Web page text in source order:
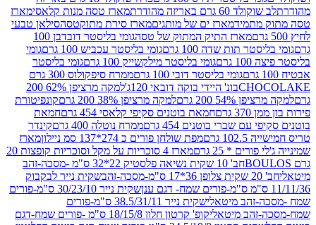
60 גרם באריזה מהודרת
מארז טסה מנות קלאסי מארז
מארז ים של מותגיםמארז סירת מתוקטסהסילאן טבעי
מארז התיק המתוק של טסה
גומי בליסטר דובדבן 100
תות שדה 100 גרם
גומי בליסטר עכביש 100 גרם
גומי
גרם
גומי בליסטר מילקשייק 100 גרם
גומי בליסטר
גומי בליסטר דובי 100 גרם
ממרח סיפקולוס 300 גרם
בונ' היידי בוקה דובאי 120ג'
למקה מרציפן 62% 200
200 גרם
למקה מרציפן 38% 200 גרם
קונפיטורת
גרם
חמאת בוטנים סקיפי קלאסי 454 גרם
חמאת
עם שברי בוטנים 454 גרם
ממרח נוטלה 400 גרם
קינדר
גרם
מפת שולחן פורים כ 274*137 סמ ניילון
מארז
* 25 גרם
מארז 4 סוכריות על מקל וסוכריות קופצות 20
חב' 10 שקית נשיאה פלסטיק 22*32 ס"מ -מסכה-זהב
שקית נייר לבקבוק
שקית נייר 30/23/10 ס"מ-פורים
זהב מיטאלי
שקית נייר 38.5/31/11 ס"מ-פורים
מיטאלי
קופ' קרטון חלון 18/15/8 ס"מ -פורים שמח-דגם